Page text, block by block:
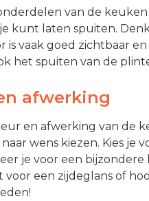
van de
kunt laten spuiten.
is vaak goed zichtbaar
het spuiten van de
afwerking
en afwerking van de
wens kiezen. Kies je
je voor een
voor een zijdeglans of